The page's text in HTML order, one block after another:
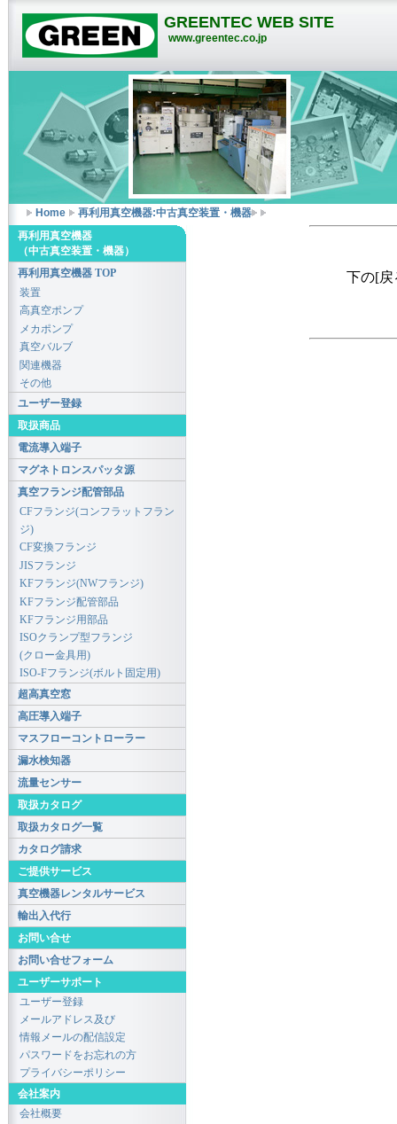
GREENTEC WEB SITE
www.greentec.co.jp
Home 再利用真空機器:中古真空装置・機器
下の[戻
再利用真空機器
（中古真空装置・機器）
再利用真空機器 TOP
装置
高真空ポンプ
メカポンプ
真空バルブ
関連機器
その他
ユーザー登録
取扱商品
電流導入端子
マグネトロンスパッタ源
真空フランジ配管部品
CFフランジ(コンフラットフラン
ジ)
CF変換フランジ
JISフランジ
KFフランジ(NWフランジ)
KFフランジ配管部品
KFフランジ用部品
ISOクランプ型フランジ
(クロー金具用)
ISO-Fフランジ(ボルト固定用)
超高真空窓
高圧導入端子
マスフローコントローラー
漏水検知器
流量センサー
取扱カタログ
取扱カタログ一覧
カタログ請求
ご提供サービス
真空機器レンタルサービス
輸出入代行
お問い合せ
お問い合せフォーム
ユーザーサポート
ユーザー登録
メールアドレス及び
情報メールの配信設定
パスワードをお忘れの方
プライバシーポリシー
会社案内
会社概要